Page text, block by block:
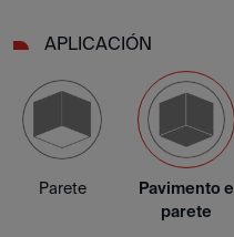
APLICACIÓN
Parete
Pavimento e
parete